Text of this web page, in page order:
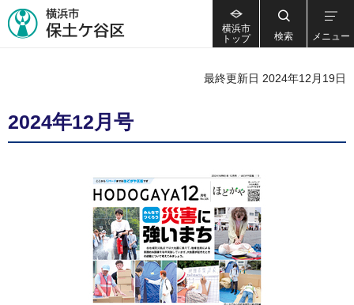
横浜市
トップ
検索 メニュー
最終更新日 2024年12月19日
2024年12月号